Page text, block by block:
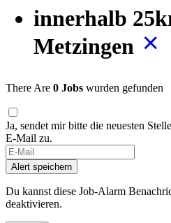
innerhalb
Metzingen
There Are 0 Jobs wurden gefunden
Ja, sendet mir bitte die neuesten
E-Mail zu.
Alert speichern
Du kannst diese Job-Alarm
deaktivieren.